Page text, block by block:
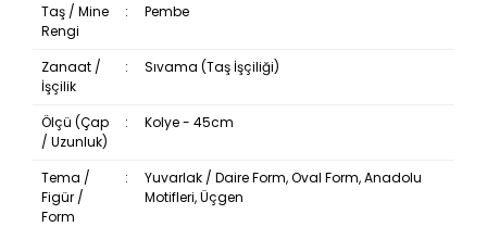
Taş / Mine
Rengi
: Pembe
Zanaat /
İşçilik
: Sıvama (Taş İşçiliği)
Ölçü (Çap
/ Uzunluk)
: Kolye - 45cm
Tema /
Figür /
Form
:
Yuvarlak / Daire Form, Oval Form, Anadolu
Motifleri, Üçgen